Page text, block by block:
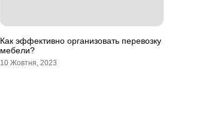
Как эффективно организовать перевозку
мебели?
10 Жовтня, 2023